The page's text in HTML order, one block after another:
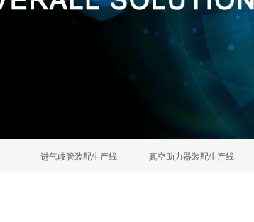
进气歧管装配生产线 真空助力器装配生产线